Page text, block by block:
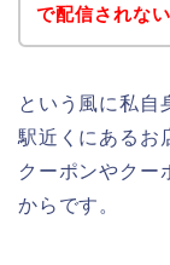
で配信されな
という風に私自
駅近くにあるお
クーポンやクー
からです。